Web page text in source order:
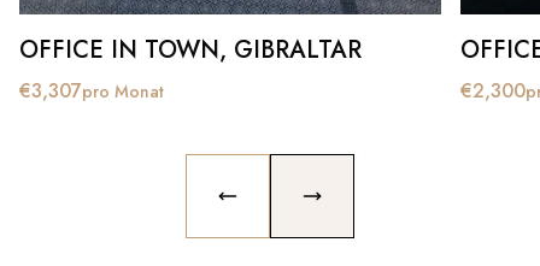
OFFICE IN TOWN, GIBRALTAR
€3,307pro Monat €2,300
PREVIOUS SLIDENEXT SLIDE